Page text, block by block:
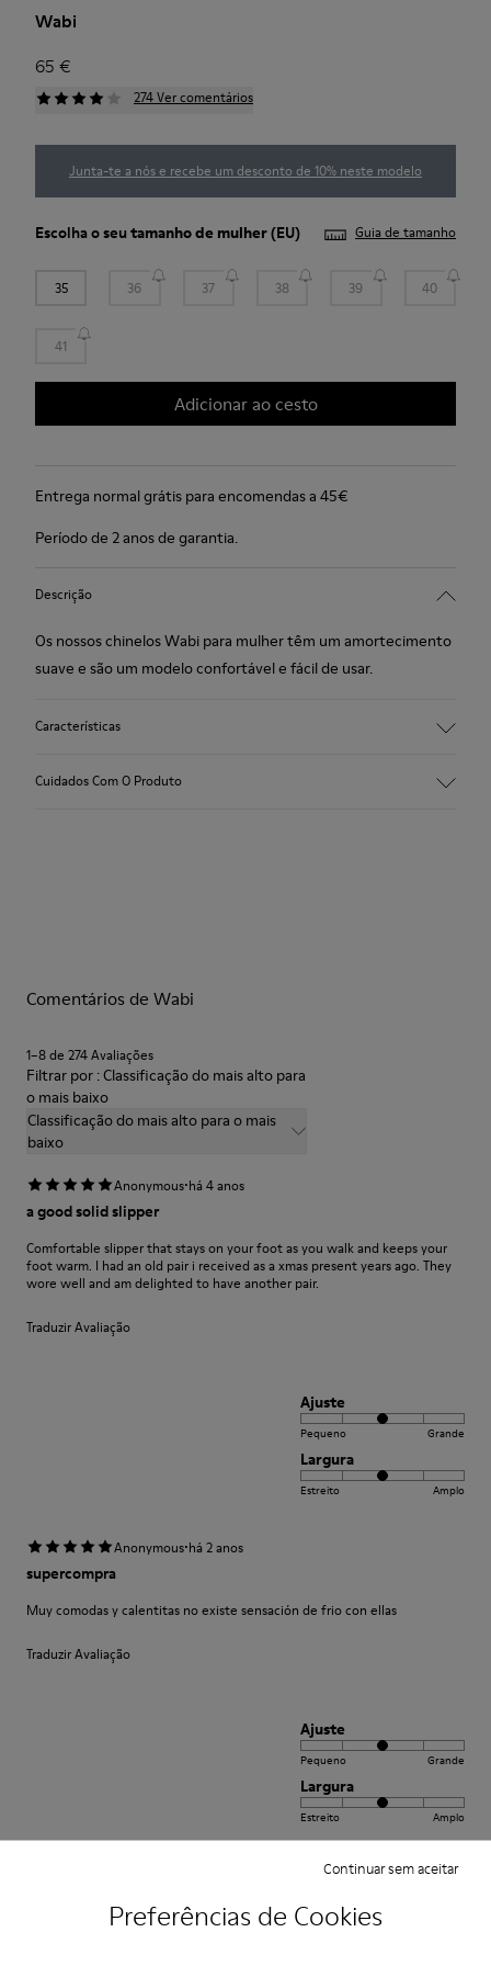
Preferências de Cookies
Continuar sem aceitar
Wabi
65 €
274 Ver comentários
Junta-te a nós e recebe um desconto de 10% neste modelo
Escolha o seu tamanho de mulher(EU) Guia de tamanho
35 36 37 38 39 40
41
Adicionar ao cesto
Entrega normal grátis para encomendas a 45€
Período de 2 anos de garantia.
Descrição
Os nossos chinelos Wabi para mulher têm um amortecimento
suave e são um modelo confortável e fácil de usar.
Características
Cuidados Com O Produto
Para instruções detalhadas sobre como cuidar do teu par,
Comentários de Wabi
1–8 de 274 Avaliações
Filtrar por : Classificação do mais alto para
o mais baixo
Classificação do mais alto para o mais
baixo
Anonymous·há 4 anos
a good solid slipper
Comfortable slipper that stays on your foot as you walk and keeps your
foot warm. I had an old pair i received as a xmas present years ago. They
wore well and am delighted to have another pair.
Traduzir Avaliação
Ajuste
Pequeno Grande
Largura
Estreito Amplo
Anonymous·há 2 anos
supercompra
Muy comodas y calentitas no existe sensación de frio con ellas
Traduzir Avaliação
Ajuste
Pequeno Grande
Largura
Estreito Amplo